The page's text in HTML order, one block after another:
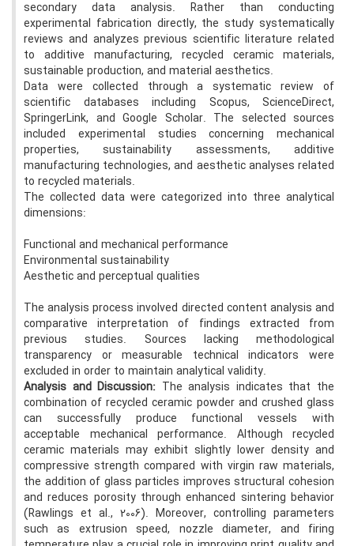
secondary data analysis. Rather than conducting
experimental fabrication directly, the study systematically
reviews and analyzes previous scientific literature related
to additive manufacturing, recycled ceramic materials,
sustainable production, and material aesthetics.
Data were collected through a systematic review of
scientific databases including Scopus, ScienceDirect,
SpringerLink, and Google Scholar. The selected sources
included experimental studies concerning mechanical
properties, sustainability assessments, additive
manufacturing technologies, and aesthetic analyses related
to recycled materials.
The collected data were categorized into three analytical
dimensions:
Functional and mechanical performance
Environmental sustainability
Aesthetic and perceptual qualities
The analysis process involved directed content analysis and
comparative interpretation of findings extracted from
previous studies. Sources lacking methodological
transparency or measurable technical indicators were
excluded in order to maintain analytical validity.
Analysis and Discussion: The analysis indicates that the
combination of recycled ceramic powder and crushed glass
can successfully produce functional vessels with
acceptable mechanical performance. Although recycled
ceramic materials may exhibit slightly lower density and
compressive strength compared with virgin raw materials,
the addition of glass particles improves structural cohesion
and reduces porosity through enhanced sintering behavior
(Rawlings et al., 2006). Moreover, controlling parameters
such as extrusion speed, nozzle diameter, and firing